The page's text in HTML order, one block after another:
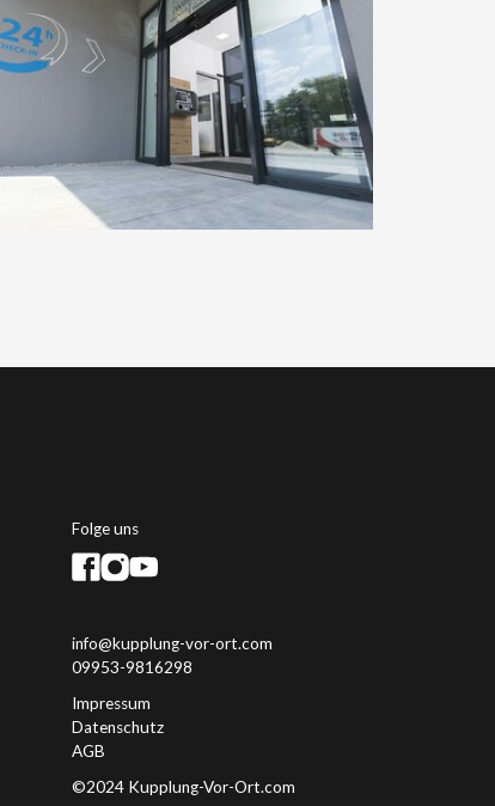
Folge uns
info@kupplung-vor-ort.com
09953-9816298
Impressum
Datenschutz
AGB
©2024 Kupplung-Vor-Ort.com